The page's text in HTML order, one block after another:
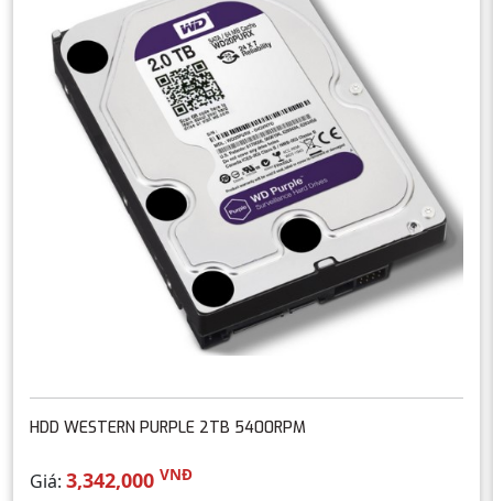
HDD WESTERN PURPLE 2TB 5400RPM
Giá: 3,342,000 VNĐ